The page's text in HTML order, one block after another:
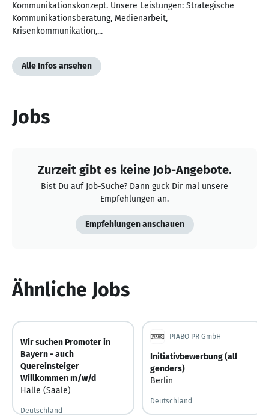
Kommunikationskonzept. Unsere Leistungen: Strategische
Kommunikationsberatung, Medienarbeit,
Krisenkommunikation,...
Alle Infos ansehen
Jobs
Zurzeit gibt es keine Job-Angebote.
Bist Du auf Job-Suche? Dann guck Dir mal unsere
Empfehlungen an.
Empfehlungen anschauen
Ähnliche Jobs
Wir suchen Promoter in
Bayern - auch
Quereinsteiger
Willkommen m/w/d
Halle (Saale)
Deutschland
PIABO PR GmbH
Initiativbewerbung (all
genders)
Berlin
Deutschland